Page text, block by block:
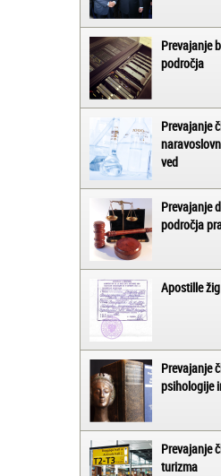
Prevajanje
področja
Prevajanje
ved
Prevajanje
področja
Apostille žig
Prevajanje
psihologije
Prevajanje
turizma